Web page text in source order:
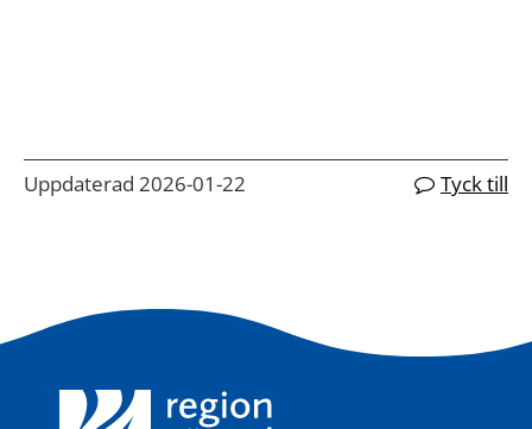
Uppdaterad 2026-01-22 Tyck till